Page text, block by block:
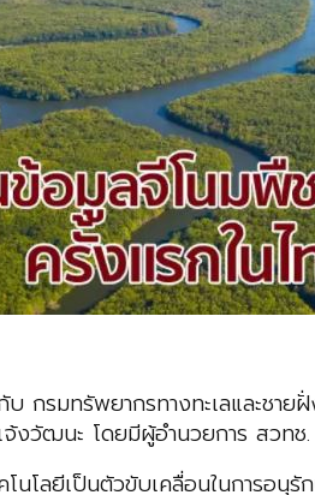
กรมทรัพยากรทางทะเลและช
งวัฒนะ โดยมีผู้อำนวยการ สวท
โลยีเป็นตัวขับเคลื่อนในการอนุ